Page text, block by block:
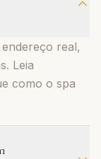
real,
Leia
como o spa